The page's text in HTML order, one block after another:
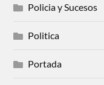
Policia y Sucesos
Politica
Portada